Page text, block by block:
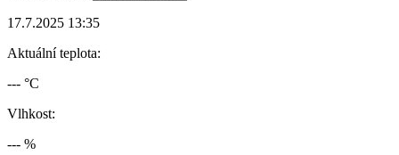
17.7.2025 13:35
Aktuální teplota:
--- °C
Vlhkost:
--- %